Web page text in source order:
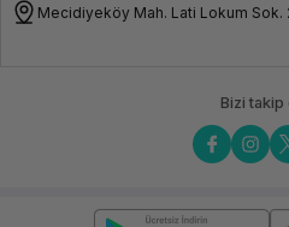
Mecidiyeköy Mah. Lati Lokum
Bizi takip